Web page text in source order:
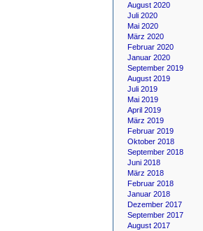
August 2020
Juli 2020
Mai 2020
März 2020
Februar 2020
Januar 2020
September 2019
August 2019
Juli 2019
Mai 2019
April 2019
März 2019
Februar 2019
Oktober 2018
September 2018
Juni 2018
März 2018
Februar 2018
Januar 2018
Dezember 2017
September 2017
August 2017